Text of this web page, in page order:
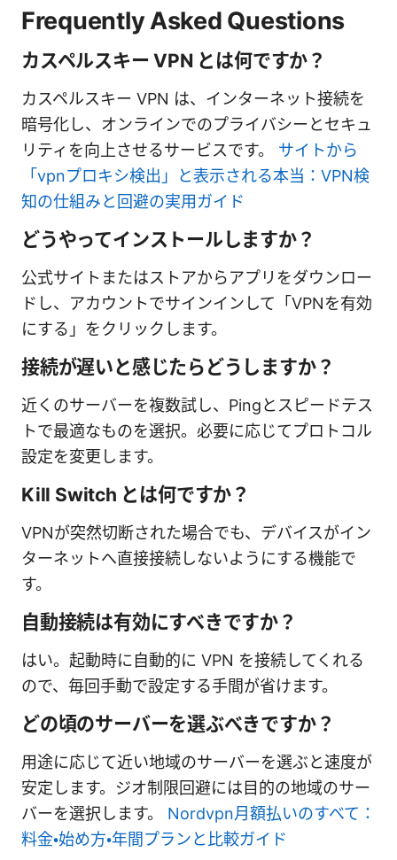
Frequently Asked Questions
カスペルスキー VPN とは何ですか？
カスペルスキー VPN は、インターネット接続を
暗号化し、オンラインでのプライバシーとセキュ
リティを向上させるサービスです。 サイトから
「vpnプロキシ検出」と表示される本当：VPN検
知の仕組みと回避の実用ガイド
どうやってインストールしますか？
公式サイトまたはストアからアプリをダウンロー
ドし、アカウントでサインインして「VPNを有効
にする」をクリックします。
接続が遅いと感じたらどうしますか？
近くのサーバーを複数試し、Pingとスピードテス
トで最適なものを選択。必要に応じてプロトコル
設定を変更します。
Kill Switch とは何ですか？
VPNが突然切断された場合でも、デバイスがイン
ターネットへ直接接続しないようにする機能で
す。
自動接続は有効にすべきですか？
はい。起動時に自動的に VPN を接続してくれる
ので、毎回手動で設定する手間が省けます。
どの頃のサーバーを選ぶべきですか？
用途に応じて近い地域のサーバーを選ぶと速度が
安定します。ジオ制限回避には目的の地域のサー
バーを選択します。 Nordvpn月額払いのすべて：
料金・始め方・年間プランと比較ガイド